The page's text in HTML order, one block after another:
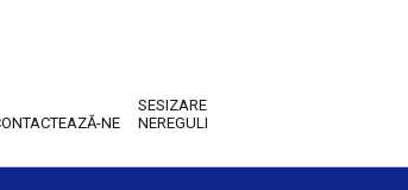
NE
SESIZARE
NEREGULI